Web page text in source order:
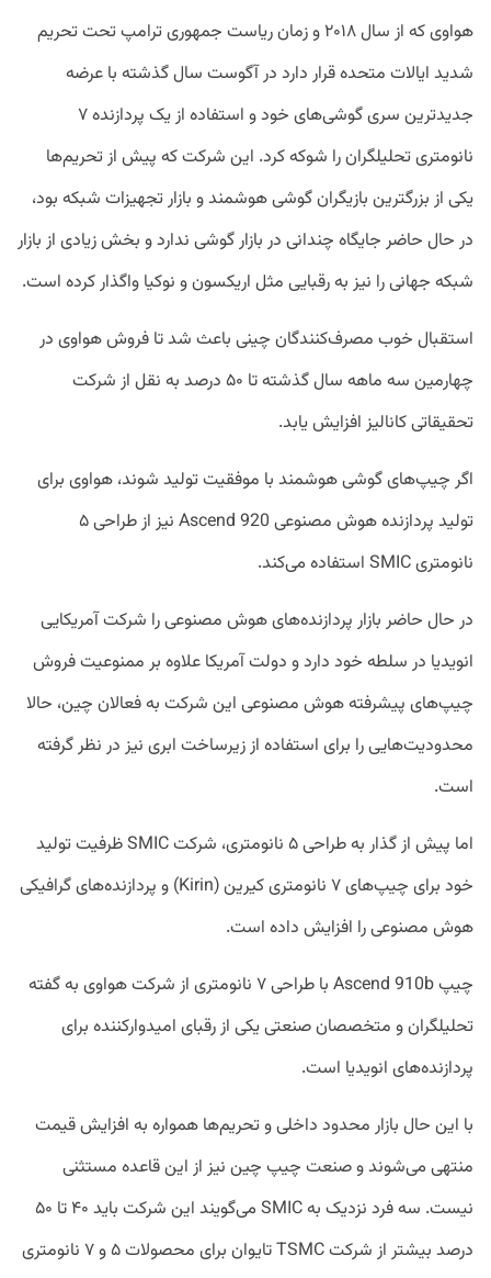
هواوی که از سال ۲۰۱۸ و زمان ریاست جمهوری ترامپ تحت تحریم
شدید ایالات متحده قرار دارد در آگوست سال گذشته با عرضه
جدید‌ترین سری گوشی‌های خود و استفاده از یک پردازنده ۷
نانومتری تحلیلگران را شوکه کرد. این شرکت که پیش از تحریم‌ها
یکی از بزرگترین بازیگران گوشی هوشمند و بازار تجهیزات شبکه بود،
در حال حاضر جایگاه چندانی در بازار گوشی ندارد و بخش زیادی از بازار
شبکه جهانی را نیز به رقبایی مثل اریکسون و نوکیا واگذار کرده است.
استقبال خوب مصرف‌کنندگان چینی باعث شد تا فروش هواوی در
چهارمین سه ماهه سال گذشته تا ۵۰ درصد به نقل از شرکت
تحقیقاتی کانالیز افزایش یابد.
اگر چیپ‌های گوشی هوشمند با موفقیت تولید شوند، هواوی برای
تولید پردازنده هوش مصنوعی Ascend 920 نیز از طراحی ۵
نانومتری SMIC استفاده می‌کند.
در حال حاضر بازار پردازنده‌های هوش مصنوعی را شرکت آمریکایی
انویدیا در سلطه خود دارد و دولت آمریکا علاوه بر ممنوعیت فروش
چیپ‌های پیشرفته هوش مصنوعی این شرکت به فعالان چین، حالا
محدودیت‌هایی را برای استفاده از زیرساخت ابری نیز در نظر گرفته
است.
اما پیش از گذار به طراحی ۵ نانومتری، شرکت SMIC ظرفیت تولید
خود برای چیپ‌های ۷ نانومتری کیرین (Kirin) و پردازنده‌های گرافیکی
هوش مصنوعی را افزایش داده است.
چیپ Ascend 910b با طراحی ۷ نانومتری از شرکت هواوی به گفته
تحلیلگران و متخصصان صنعتی یکی از رقبای امیدوارکننده برای
پردازنده‌های انویدیا است.
با این حال بازار محدود داخلی و تحریم‌ها همواره به افزایش قیمت
منتهی می‌شوند و صنعت چیپ چین نیز از این قاعده مستثنی
نیست. سه فرد نزدیک به SMIC می‌گویند این شرکت باید ۴۰ تا ۵۰
درصد بیشتر از شرکت TSMC تایوان برای محصولات ۵ و ۷ نانومتری